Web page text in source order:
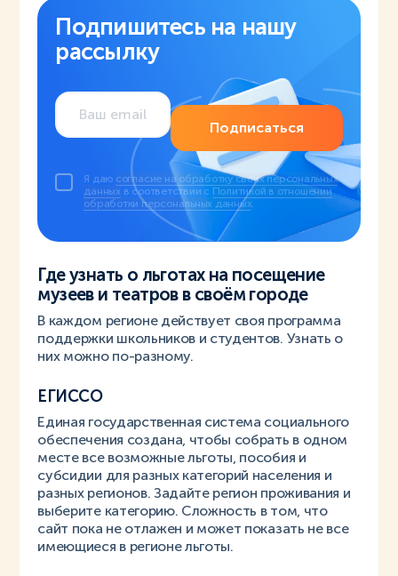
Подпишитесь на нашу
рассылку
Подписаться
Я даю согласие на обработку своих персональных
данных в соответствии с Политикой в отношении
обработки персональных данных.
Где узнать о льготах на посещение
музеев и театров в своём городе
В каждом регионе действует своя программа
поддержки школьников и студентов. Узнать о
них можно по-разному.
ЕГИССО
Единая государственная система социального
обеспечения создана, чтобы собрать в одном
месте все возможные льготы, пособия и
субсидии для разных категорий населения и
разных регионов. Задайте регион проживания и
выберите категорию. Сложность в том, что
сайт пока не отлажен и может показать не все
имеющиеся в регионе льготы.